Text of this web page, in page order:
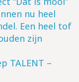
nu heel
Een heel tof
zijn
TALENT –